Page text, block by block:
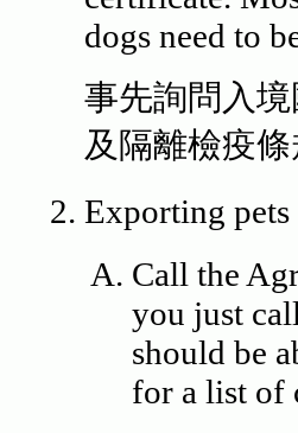
dogs need to
事先詢問入
及隔離檢疫
Exporting
Call the
you just
should be
for a list of